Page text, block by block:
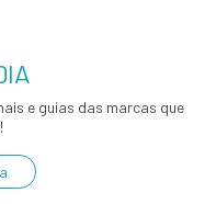
e guias das marcas que